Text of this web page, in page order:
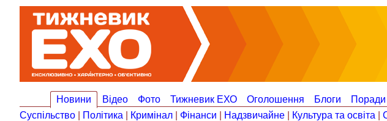
Новини Відео Фото Тижневик ЕХО Оголошення Блоги Поради
Суспільство
Політика Кримінал Фінанси Надзвичайне Культура та освіта